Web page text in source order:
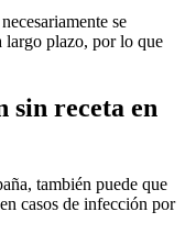
se
largo plazo, por lo que
sin receta en
también puede que
casos de infección por